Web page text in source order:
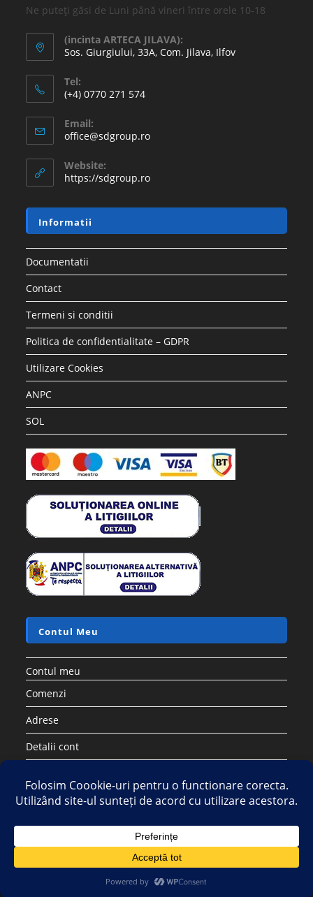
Ne puteți găsi de Luni până vineri între orele 10-18
(incinta ARTECA JILAVA):
Sos. Giurgiului, 33A, Com. Jilava, Ilfov
Tel:
(+4) 0770 271 574
Email:
office@sdgroup.ro
Website:
https://sdgroup.ro
Informatii
Documentatii
Contact
Termeni si conditii
Politica de confidentialitate – GDPR
Utilizare Cookies
ANPC
SOL
Contul Meu
Contul meu
Comenzi
Adrese
Detalii cont
Copyright 2026 - Strategic DIstribution Group